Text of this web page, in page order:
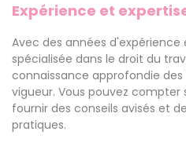
Expérience et
Avec des années
spécialisée dans le droit du
connaissance approfondie
vigueur. Vous pouvez compter
fournir des conseils avisés et
pratiques.